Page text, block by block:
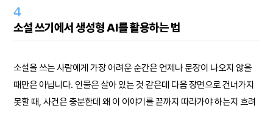
4
소설 쓰기에서 생성형 AI를 활용하는 법
소설을 쓰는 사람에게 가장 어려운 순간은 언제나 문장이 나오지 않을
때만은 아닙니다. 인물은 살아 있는 것 같은데 다음 장면으로 건너가지
못할 때, 사건은 충분한데 왜 이 이야기를 끝까지 따라가야 하는지 흐려